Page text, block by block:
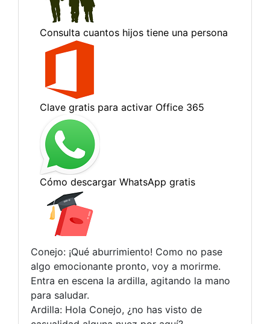
Conejo: ¡Qué aburrimiento! Como no pase
algo emocionante pronto, voy a morirme.
Entra en escena la ardilla, agitando la mano
para saludar.
Ardilla: Hola Conejo, ¿no has visto de